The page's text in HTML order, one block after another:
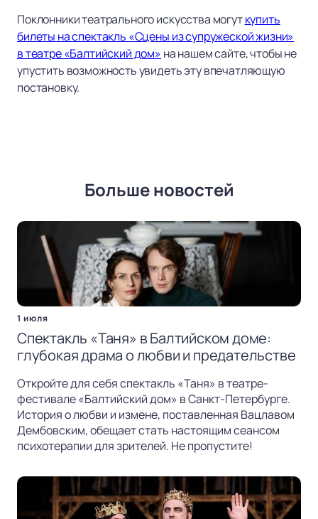
Поклонники театрального искусства могуткупить
билеты на спектакль «Сцены из супружеской жизни»
в театре «Балтийский дом» на нашем сайте, чтобы не
упустить возможность увидеть эту впечатляющую
постановку.
Больше новостей
1 июля
Спектакль «Таня» в Балтийском доме:
глубокая драма о любви и предательстве
Откройте для себя спектакль «Таня» в театре-
фестивале «Балтийский дом» в Санкт-Петербурге.
История о любви и измене, поставленная Вацлавом
Дембовским, обещает стать настоящим сеансом
психотерапии для зрителей. Не пропустите!